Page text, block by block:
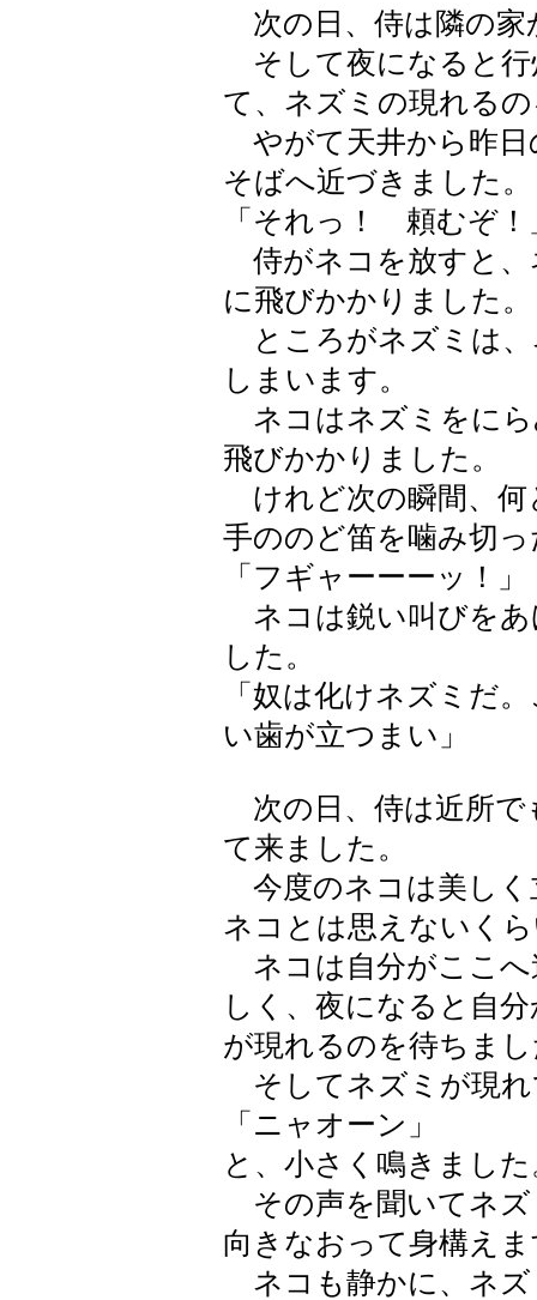
次の日、侍は隣の家
そして夜になると行
て、ネズミの現れる
やがて天井から昨日
そばへ近づきました。
「それっ！ 頼むぞ！
侍がネコを放すと、
に飛びかかりました。
ところがネズミは、
しまいます。
ネコはネズミをにら
飛びかかりました。
けれど次の瞬間、何
手ののど笛を噛み切
「フギャーーーッ！」
ネコは鋭い叫びをあ
した。
「奴は化けネズミだ
い歯が立つまい」
次の日、侍は近所で
て来ました。
今度のネコは美しく
ネコとは思えないく
ネコは自分がここへ
しく、夜になると自
が現れるのを待ちま
そしてネズミが現れ
「ニャオーン」
と、小さく鳴きました
その声を聞いてネズ
向きなおって身構え
ネコも静かに、ネズ